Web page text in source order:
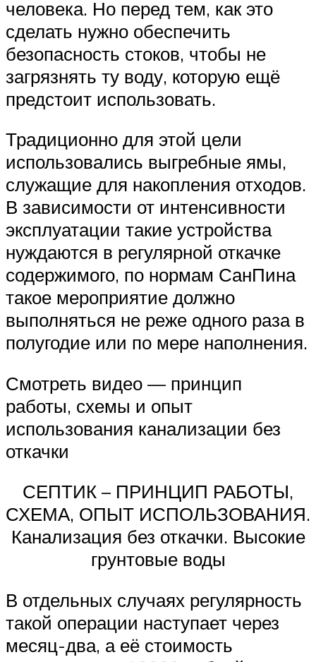
человека. Но перед тем, как это
сделать нужно обеспечить
безопасность стоков, чтобы не
загрязнять ту воду, которую ещё
предстоит использовать.
Традиционно для этой цели
использовались выгребные ямы,
служащие для накопления отходов.
В зависимости от интенсивности
эксплуатации такие устройства
нуждаются в регулярной откачке
содержимого, по нормам СанПина
такое мероприятие должно
выполняться не реже одного раза в
полугодие или по мере наполнения.
Смотреть видео — принцип
работы, схемы и опыт
использования канализации без
откачки
СЕПТИК – ПРИНЦИП РАБОТЫ,
СХЕМА, ОПЫТ ИСПОЛЬЗОВАНИЯ.
Канализация без откачки. Высокие
грунтовые воды
В отдельных случаях регулярность
такой операции наступает через
месяц-два, а её стоимость